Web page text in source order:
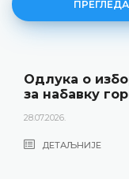
Одлука о
за набавку
28.07.2026.
ДЕТАЉНИЈЕ